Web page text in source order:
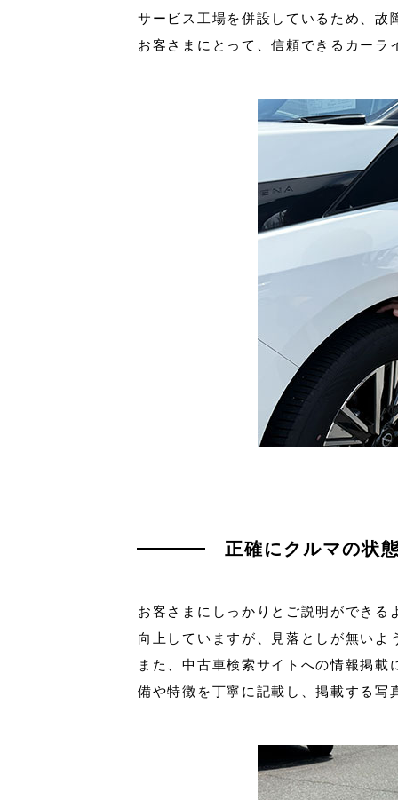
サービス工場を併設しているため、
お客さまにとって、信頼できるカー
正確にクルマの状
お客さまにしっかりとご説明ができ
向上していますが、見落としが無い
また、中古車検索サイトへの情報掲
備や特徴を丁寧に記載し、掲載する